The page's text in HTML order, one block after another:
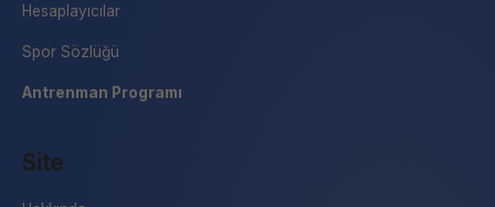
Hesaplayıcılar
Spor Sözlüğü
Antrenman Programı
Site